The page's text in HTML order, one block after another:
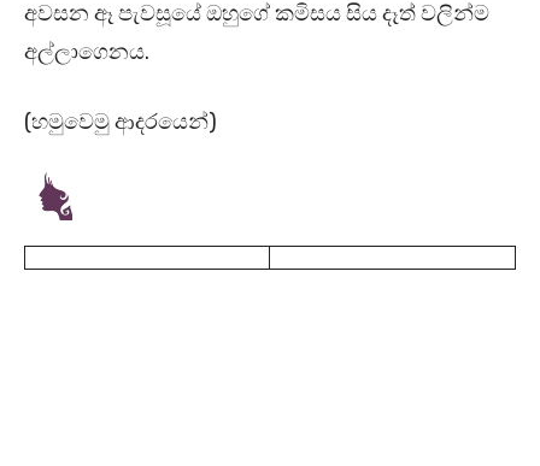
අවසන ඈ පැවසූයේ ඔහුගේ කමිසය සිය දෑත් වලින්ම
අල්ලාගෙනය.
(හමුවෙමු ආදරයෙන්)